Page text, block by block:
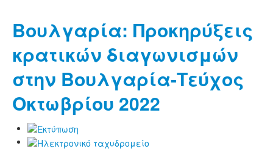
Βουλγαρία: Προκηρύξεις
κρατικών διαγωνισμών
στην Βουλγαρία-Τεύχος
Οκτωβρίου 2022